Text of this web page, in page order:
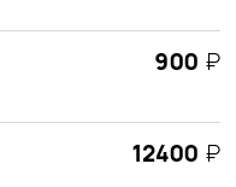
900 ₽
12400 ₽